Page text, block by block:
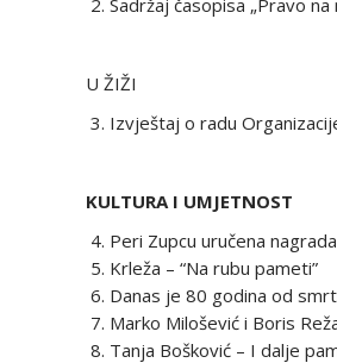
Sadržaj časopisa „Pravo
U ŽIŽI
Izvještaj o radu
KULTURA I UMJETNOST
Peri Zupcu uručena
Krleža – “Na rubu pameti”
Danas je 80 godina od
Marko Milošević i Boris
Tanja Bošković – I dalje